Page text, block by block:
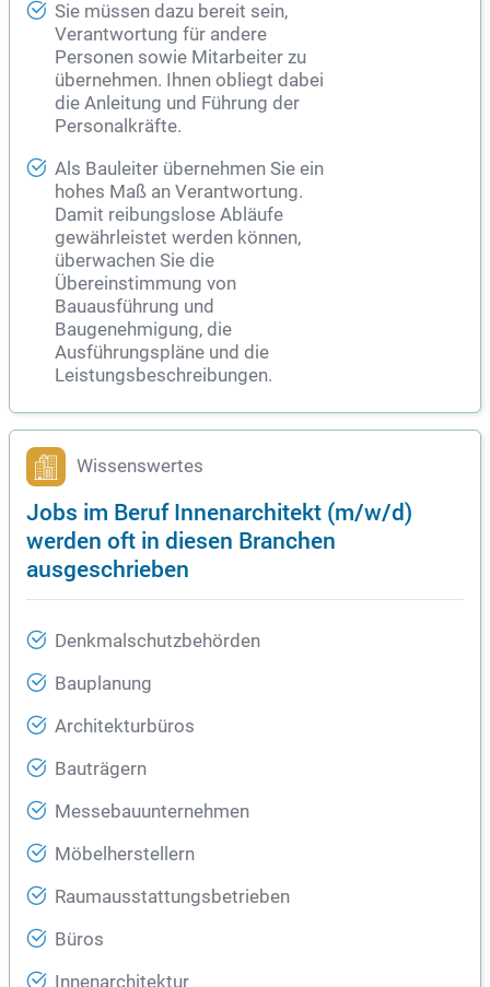
Sie müssen dazu bereit sein,
Verantwortung für andere
Personen sowie Mitarbeiter zu
übernehmen. Ihnen obliegt dabei
die Anleitung und Führung der
Personalkräfte.
Als Bauleiter übernehmen Sie ein
hohes Maß an Verantwortung.
Damit reibungslose Abläufe
gewährleistet werden können,
überwachen Sie die
Übereinstimmung von
Bauausführung und
Baugenehmigung, die
Ausführungspläne und die
Leistungsbeschreibungen.
Wissenswertes
Jobs im Beruf Innenarchitekt (m/w/d)
werden oft in diesen Branchen
ausgeschrieben
Denkmalschutzbehörden
Bauplanung
Architekturbüros
Bauträgern
Messebauunternehmen
Möbelherstellern
Raumausstattungsbetrieben
Büros
Innenarchitektur